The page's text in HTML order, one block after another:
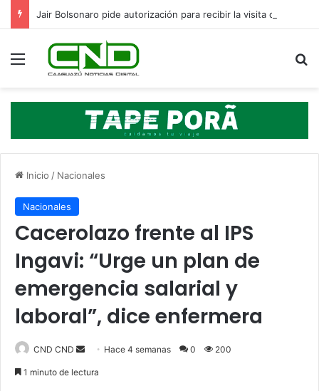
Menú
Inicio / Nacionales
Nacionales
Cacerolazo frente al IPS
Ingavi: “Urge un plan de
emergencia salarial y
laboral”, dice enfermera
CND CND Hace 4 semanas 0 200
1 minuto de lectura